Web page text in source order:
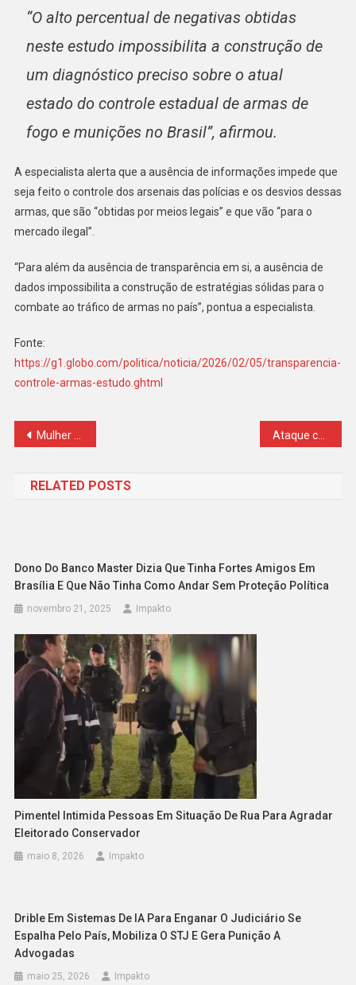
“O alto percentual de negativas obtidas
neste estudo impossibilita a construção de
um diagnóstico preciso sobre o atual
estado do controle estadual de armas de
fogo e munições no Brasil”, afirmou.
A especialista alerta que a ausência de informações impede que
seja feito o controle dos arsenais das polícias e os desvios dessas
armas, que são “obtidas por meios legais” e que vão “para o
mercado ilegal”.
“Para além da ausência de transparência em si, a ausência de
dados impossibilita a construção de estratégias sólidas para o
combate ao tráfico de armas no país”, pontua a especialista.
Fonte:
https://g1.globo.com/politica/noticia/2026/02/05/transparencia-
controle-armas-estudo.ghtml
Navegação
Post
Mulher presa em Viracopos responde por atropelamento
RELATED POSTS
Dono Do Banco Master Dizia Que Tinha Fortes Amigos Em
Brasília E Que Não Tinha Como Andar Sem Proteção Política
novembro 21, 2025 Impakto
Pimentel Intimida Pessoas Em Situação De Rua Para Agradar
Eleitorado Conservador
maio 8, 2026 Impakto
Drible Em Sistemas De IA Para Enganar O Judiciário Se
Espalha Pelo País, Mobiliza O STJ E Gera Punição A
Advogadas
maio 25, 2026 Impakto